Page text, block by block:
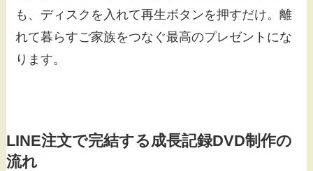
も、ディスクを入れて再生ボタンを押すだけ。離
れて暮らすご家族をつなぐ最高のプレゼントにな
ります。
LINE注文で完結する成長記録DVD制作の
流れ